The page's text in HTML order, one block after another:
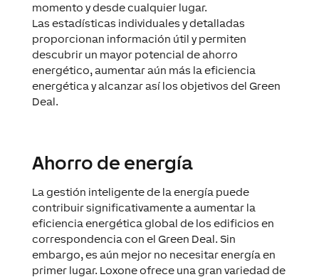
momento y desde cualquier lugar.
Las estadísticas individuales y detalladas
proporcionan información útil y permiten
descubrir un mayor potencial de ahorro
energético, aumentar aún más la eficiencia
energética y alcanzar así los objetivos del Green
Deal.
Ahorro de energía
La gestión inteligente de la energía puede
contribuir significativamente a aumentar la
eficiencia energética global de los edificios en
correspondencia con el Green Deal. Sin
embargo, es aún mejor no necesitar energía en
primer lugar. Loxone ofrece una gran variedad de